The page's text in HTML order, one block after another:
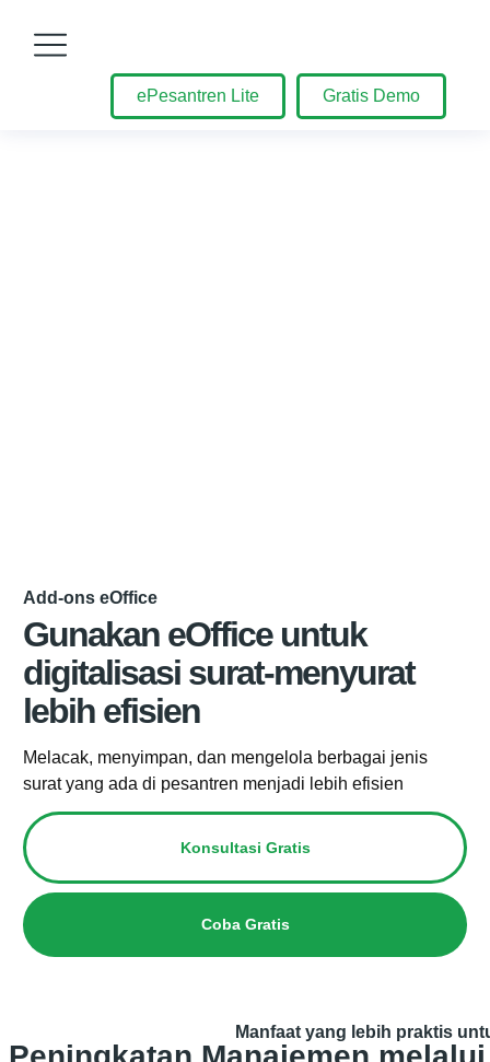
ePesantren Lite Gratis Demo
Add-ons eOffice
Gunakan eOffice untuk
digitalisasi surat-menyurat
lebih efisien
Melacak, menyimpan, dan mengelola berbagai jenis
surat yang ada di pesantren menjadi lebih efisien
Konsultasi Gratis
Coba Gratis
Manfaat yang lebih praktis